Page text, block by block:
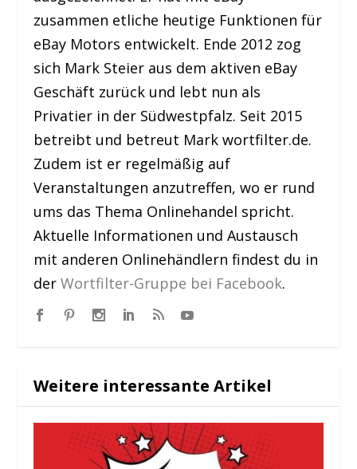
zusammen etliche heutige Funktionen für
eBay Motors entwickelt. Ende 2012 zog
sich Mark Steier aus dem aktiven eBay
Geschäft zurück und lebt nun als
Privatier in der Südwestpfalz. Seit 2015
betreibt und betreut Mark wortfilter.de.
Zudem ist er regelmäßig auf
Veranstaltungen anzutreffen, wo er rund
ums das Thema Onlinehandel spricht.
Aktuelle Informationen und Austausch
mit anderen Onlinehändlern findest du in
derWortfilter-Gruppe bei Facebook.
Weitere interessante Artikel